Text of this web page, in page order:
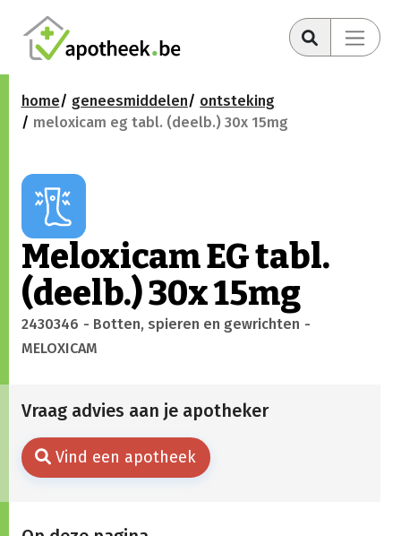
home geneesmiddelen
ontsteking
meloxicam eg tabl. (deelb.) 30x 15mg
Meloxicam EG tabl.
(deelb.) 30x 15mg
2430346 - Botten, spieren en gewrichten -
MELOXICAM
Vraag advies aan je apotheker
Vind een apotheek